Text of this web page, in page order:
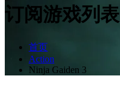
订阅游戏列表
首页
Action
Ninja Gaiden 3